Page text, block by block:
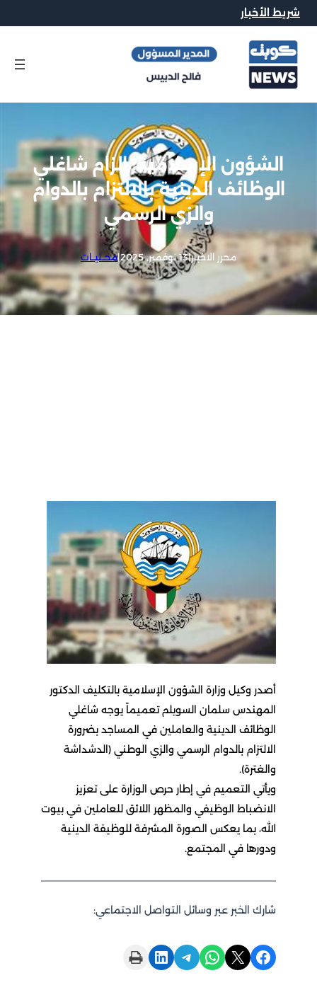
شريط الأخبار
الشؤون الإسلامية: إلزام شاغلي
الوظائف الدينية بالالتزام بالدوام
والزي الرسمي
محرر الاخبار|13 نوفمبر, 2025 |محــليــات
أصدر وكيل وزارة الشؤون الإسلامية بالتكليف الدكتور
المهندس سلمان السويلم تعميماً يوجه شاغلي
الوظائف الدينية والعاملين في المساجد بضرورة
الالتزام بالدوام الرسمي والزي الوطني (الدشداشة
والغترة).
ويأتي التعميم في إطار حرص الوزارة على تعزيز
الانضباط الوظيفي والمظهر اللائق للعاملين في بيوت
الله، بما يعكس الصورة المشرفة للوظيفة الدينية
ودورها في المجتمع.
شارك الخبر عبر وسائل التواصل الاجتماعي:
Share on Facebook
Share on X
Share on WhatsApp
Share on Telegram
Share on LinkedIn
Print this Page